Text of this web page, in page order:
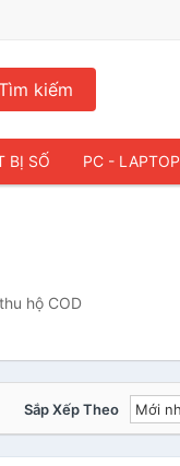
kiếm
BỊ SỐ PC - LAPTOP
hộ COD
Sắp Xếp Theo